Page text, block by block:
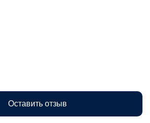
Оставить отзыв